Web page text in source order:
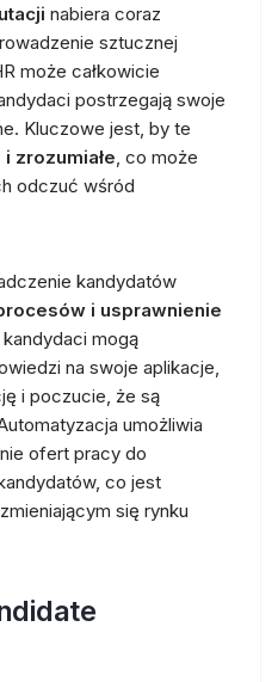
nabiera coraz
sztucznej
może całkowicie
postrzegają swoje
Kluczowe jest, by te
zrozumiałe, co może
odczuć wśród
kandydatów
i usprawnienie
mogą
na swoje aplikacje,
i poczucie, że są
umożliwia
ofert pracy do
co jest
się rynku